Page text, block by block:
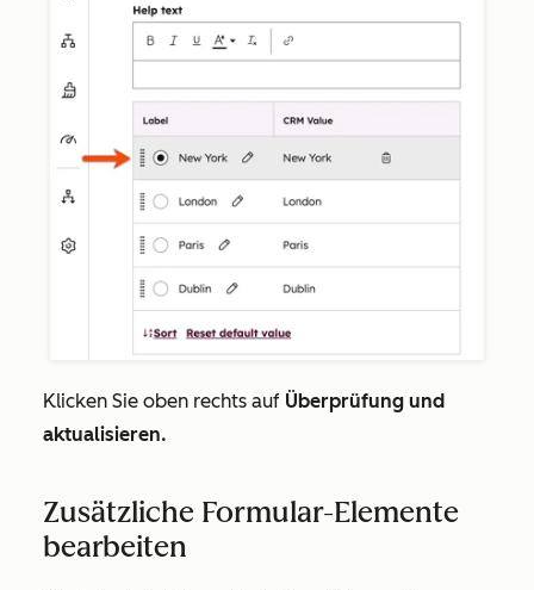
Klicken Sie oben rechts auf Überprüfung und
aktualisieren.
Zusätzliche Formular-Elemente
bearbeiten